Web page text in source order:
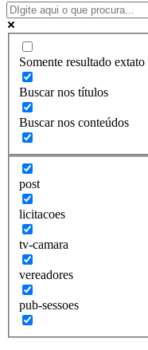
Somente resultado extato
Buscar nos títulos
Buscar nos conteúdos
post
licitacoes
tv-camara
vereadores
pub-sessoes